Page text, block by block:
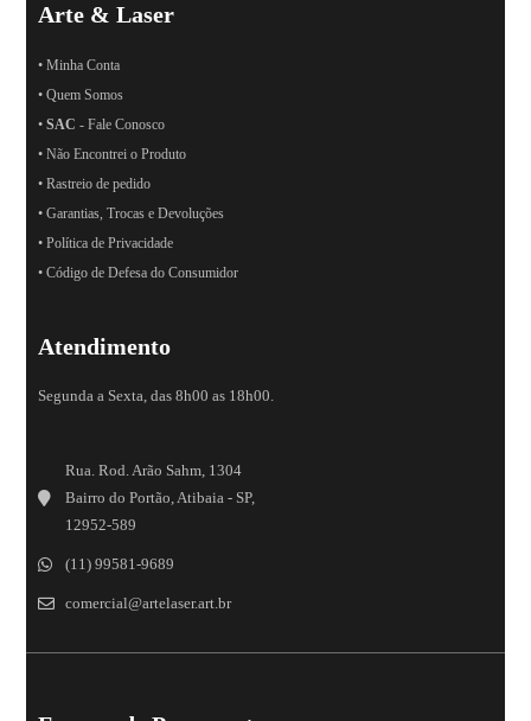
Arte & Laser
• Minha Conta
• Quem Somos
•SAC - Fale Conosco
• Não Encontrei o Produto
• Rastreio de pedido
• Garantias, Trocas e Devoluções
• Política de Privacidade
• Código de Defesa do Consumidor
Atendimento
Segunda a Sexta, das 8h00 as 18h00.
Rua. Rod. Arão Sahm, 1304
Bairro do Portão, Atibaia - SP,
12952-589
(11) 99581-9689
comercial@artelaser.art.br